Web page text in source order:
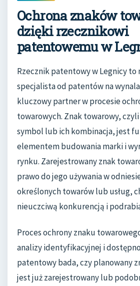
Ochrona znaków
dzięki rzecznikowi
patentowemu w
Rzecznik patentowy w Legnicy to
specjalista od patentów na
kluczowy partner w procesie
towarowych. Znak towarowy,
symbol lub ich kombinacja, jest
elementem budowania marki i
rynku. Zarejestrowany znak
prawo do jego używania w
określonych towarów lub usług,
nieuczciwą konkurencją i
Proces ochrony znaku
analizy identyfikacyjnej i
patentowy bada, czy planowany
jest już zarejestrowany lub